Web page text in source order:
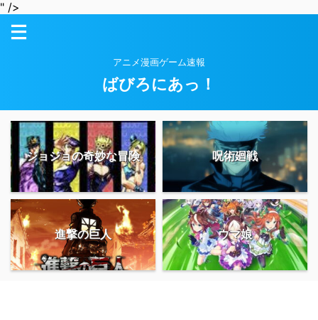
" />
アニメ漫画ゲーム速報
ばびろにあっ！
ジョジョの奇妙な冒険 呪術廻戦
進撃の巨人 ウマ娘